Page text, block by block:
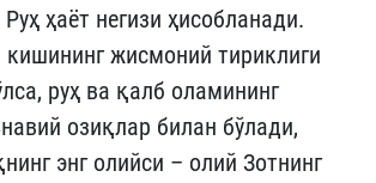
ҳаёт негизи ҳисобланади.
жисмоний тириклиги
руҳ ва қалб оламининг
озиқлар билан бўлади,
энг олийси – олий Зотнинг